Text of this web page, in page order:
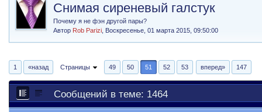
Снимая сиреневый галстук
Почему я не фэн другой пары?
Автор Rob Parizi Воскресенье, 01 марта 2015, 09:50:00
1 «назад Страницы 49 50 51 52 53 вперед» 147
Сообщений в теме: 1464